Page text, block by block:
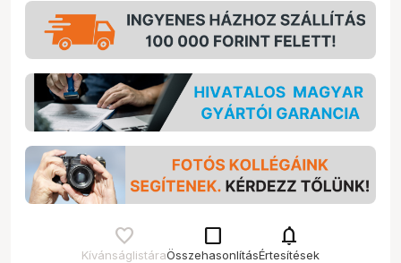
Kívánságlistára
check_box_outline_blank
Összehasonlítás
notifications
Értesítések